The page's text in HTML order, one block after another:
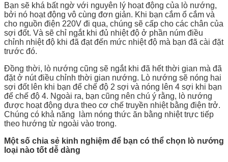
Bạn sẽ khá bất ngờ với nguyên lý hoạt động của lò nướng,
bởi nó hoạt động vô cùng đơn giản. Khi bạn cắm ổ cắm và
cho nguồn điện 220V đi qua, chúng sẽ cấp cho các chân của
sợi đốt. Và sẽ chỉ ngắt khi đủ nhiệt độ ở phần núm điều
chỉnh nhiệt độ khi đã đạt đến mức nhiệt độ mà bạn đã cài đặt
trước đó.
Đồng thời, lò nướng cũng sẽ ngắt khi đã hết thời gian mà đã
đặt ở nút điều chỉnh thời gian nướng. Lò nướng sẽ nóng hai
sợi đốt lên khi bạn để chế độ 2 sợi và nóng lên 4 sợi khi bạn
để chế độ 4. Ngoài ra, bạn cũng nên chú ý rằng, lò nướng
được hoạt động dựa theo cơ chế truyền nhiệt bằng điện trở.
Chúng có khả năng làm nóng thức ăn bằng nhiệt trực tiếp
theo hướng từ ngoài vào trong.
Một số chia sẻ kinh nghiệm để bạn có thể chọn lò nướng
loại nào tốt dễ dàng